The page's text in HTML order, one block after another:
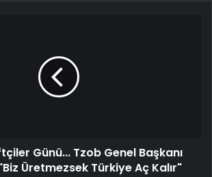
Günü... Tzob Genel Başkanı
Üretmezsek Türkiye Aç Kalır"